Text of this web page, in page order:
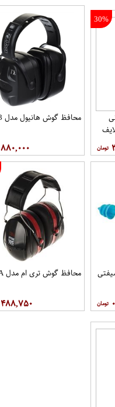
30%
محافظ گوش هانیول مدل T3
۸۸۰,۰۰۰
۰
محافظ گوش تری ام مدل H10A
۴۸۸,۷۵۰